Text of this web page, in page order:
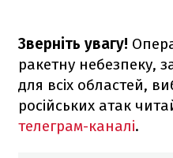
Зверніть увагу!
ракетну небезпеку,
для всіх областей,
російських атак
телеграм-каналі.